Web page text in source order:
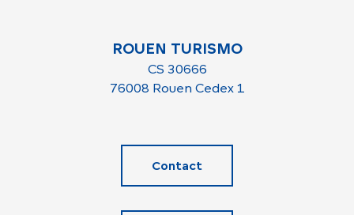
ROUEN TURISMO
CS 30666
76008 Rouen Cedex 1
Contact